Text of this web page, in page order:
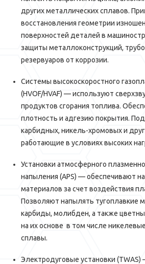
других металлических сплавов.
восстановления геометрии
поверхностей деталей в
защиты металлоконструкций,
резервуаров от коррозии.
Системы высокоскоростного
(HVOF/HVAF) — используют
продуктов сгорания топлива.
плотность и адгезию покрытия.
карбидных, никель-хромовых и
работающие в условиях высоких
Установки атмосферного
напыления (APS) — обеспечивают
материалов за счет воздействия
Позволяют напылять тугоплавкие
карбиды, молибден, а также
на их основе в том числе
сплавы.
Электродуговые установки